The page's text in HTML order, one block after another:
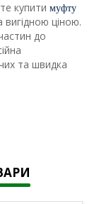
купити муфту
вигідною ціною.
до
та швидка